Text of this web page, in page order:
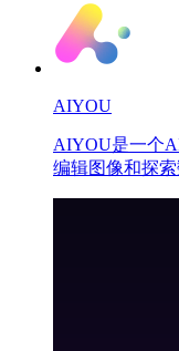
AIYOU
AIYOU是一个
编辑图像和探